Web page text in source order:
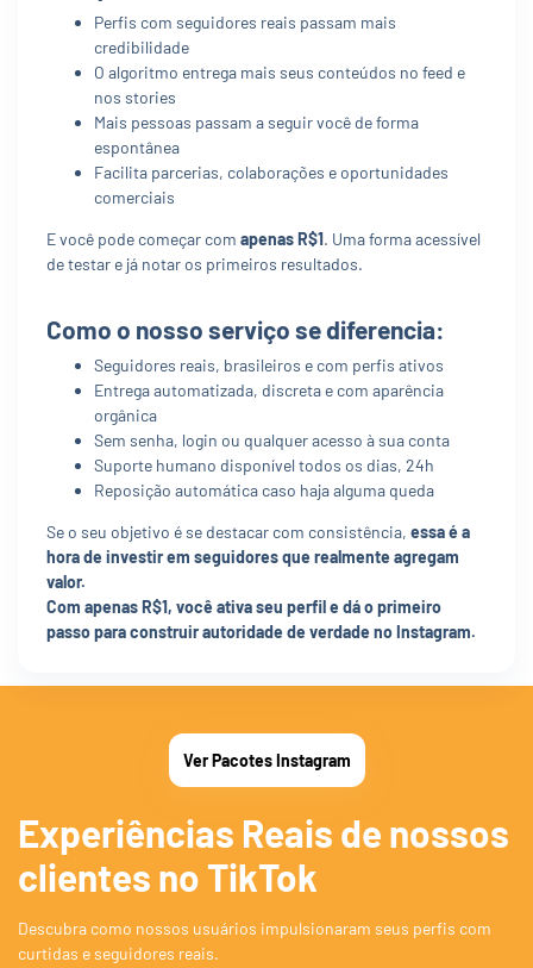
Perfis com seguidores reais passam mais
credibilidade
O algoritmo entrega mais seus conteúdos no feed e
nos stories
Mais pessoas passam a seguir você de forma
espontânea
Facilita parcerias, colaborações e oportunidades
comerciais
E você pode começar com apenas R$1. Uma forma acessível
de testar e já notar os primeiros resultados.
Como o nosso serviço se diferencia:
Seguidores reais, brasileiros e com perfis ativos
Entrega automatizada, discreta e com aparência
orgânica
Sem senha, login ou qualquer acesso à sua conta
Suporte humano disponível todos os dias, 24h
Reposição automática caso haja alguma queda
Se o seu objetivo é se destacar com consistência, essa é a
hora de investir em seguidores que realmente agregam
valor.
Com apenas R$1, você ativa seu perfil e dá o primeiro
passo para construir autoridade de verdade no Instagram.
Ver Pacotes Instagram
Experiências Reais de nossos
clientes no TikTok
Descubra como nossos usuários impulsionaram seus perfis com
curtidas e seguidores reais.